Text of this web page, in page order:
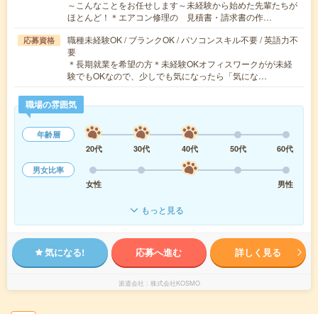
～こんなことをお任せします～未経験から始めた先輩たちが
ほとんど！＊エアコン修理の 見積書・請求書の作…
応募資格
職種未経験OK / ブランクOK / パソコンスキル不要 / 英語力不
要
＊長期就業を希望の方＊未経験OKオフィスワークがが未経
験でもOKなので、少しでも気になったら「気にな…
職場の雰囲気
年齢層
20代
30代 40代 50代
60代
男女比率
女性
男性
もっと見る
気になる! 応募へ進む 詳しく見る
派遣会社 株式会社KOSMO